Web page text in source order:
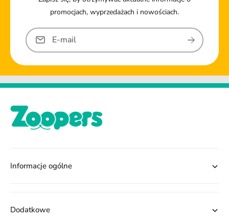
promocjach, wyprzedażach i nowościach.
E-mail
Informacje ogólne
Dodatkowe